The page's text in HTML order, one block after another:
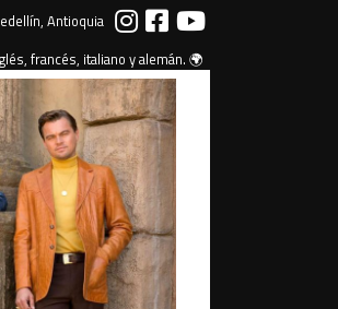
Antioquia
francés, italiano y alemán. 🌍